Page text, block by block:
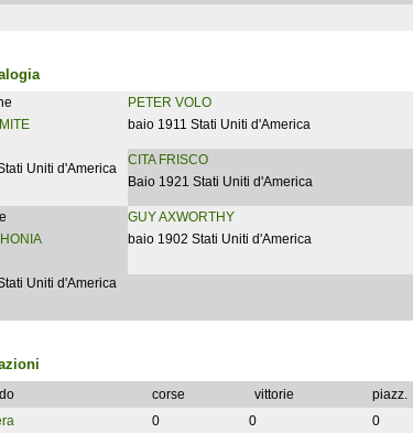
Uniti d'America
PETER VOLO
baio 1911 Stati Uniti d'America
CITA FRISCO
Baio 1921 Stati Uniti d'America
Uniti d'America
GUY AXWORTHY
baio 1902 Stati Uniti d'America
corse vittorie piazz.
0 0 0